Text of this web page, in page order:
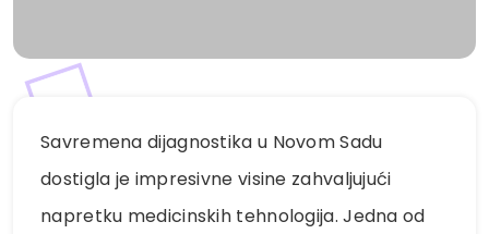
Savremena dijagnostika u Novom Sadu
dostigla je impresivne visine zahvaljujući
napretku medicinskih tehnologija. Jedna od